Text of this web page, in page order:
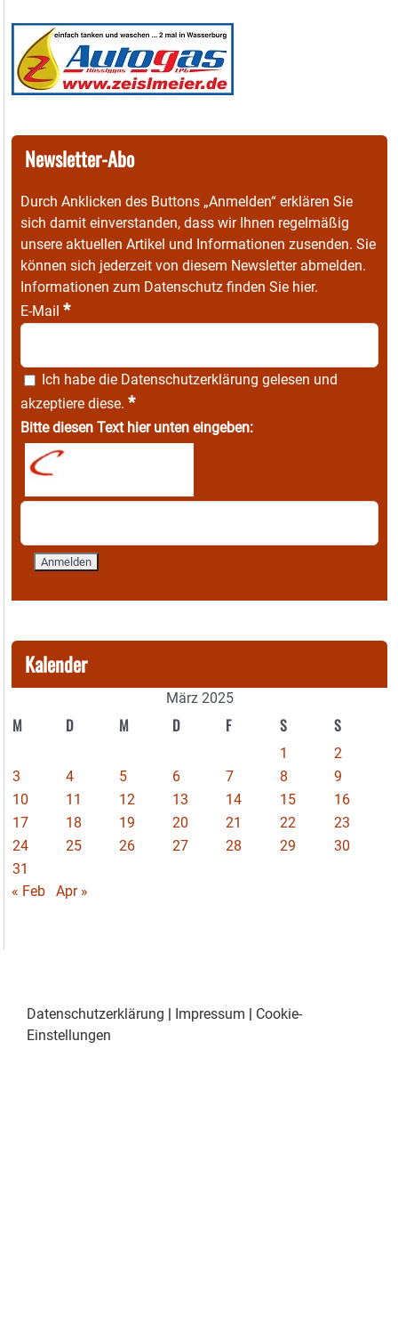
Newsletter-Abo
Durch Anklicken des Buttons „Anmelden“ erklären Sie
sich damit einverstanden, dass wir Ihnen regelmäßig
unsere aktuellen Artikel und Informationen zusenden. Sie
können sich jederzeit von diesem Newsletter abmelden.
Informationen zum Datenschutz finden Sie hier.
E-Mail *
Ich habe die Datenschutzerklärung gelesen und
akzeptiere diese. *
Bitte diesen Text hier unten eingeben:
Kalender
März 2025
M D M D F S S
1
2
3
4 5 6 7 8
9
10
11 12 13 14 15
16
17
18 19 20 21 22
23
24
25 26 27 28 29
30
31
« Feb
Apr »
Datenschutzerklärung | Impressum | Cookie-
Einstellungen